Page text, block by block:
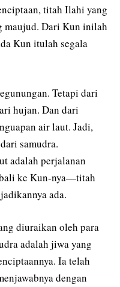
titah Ilahi yang
maujud. Dari Kun inilah
Kun itulah segala
Tetapi dari
hujan. Dan dari
air laut. Jadi,
samudra.
adalah perjalanan
ke Kun-nya—titah
ada.
diuraikan oleh para
adalah jiwa yang
Ia telah
dengan